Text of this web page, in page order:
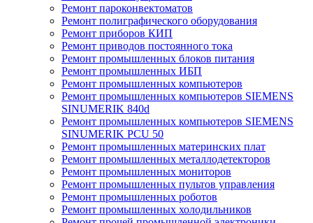
Ремонт пароконвектоматов
Ремонт полиграфического оборудования
Ремонт приборов КИП
Ремонт приводов постоянного тока
Ремонт промышленных блоков питания
Ремонт промышленных ИБП
Ремонт промышленных компьютеров
Ремонт промышленных компьютеров SIEMENS
SINUMERIK 840d
Ремонт промышленных компьютеров SIEMENS
SINUMERIK PCU 50
Ремонт промышленных материнских плат
Ремонт промышленных металлодетекторов
Ремонт промышленных мониторов
Ремонт промышленных пультов управления
Ремонт промышленных роботов
Ремонт промышленных холодильников